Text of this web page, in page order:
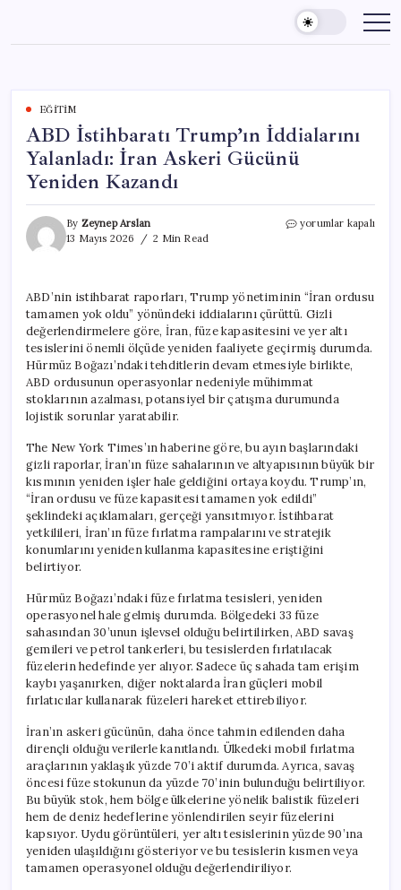
content
EĞITIM
ABD İstihbaratı Trump’ın İddialarını
Yalanladı: İran Askeri Gücünü
Yeniden Kazandı
By Zeynep Arslan
13 Mayıs 2026
2 Min Read
ABD
İran
Askeri
Gücünü
Yeniden
Kazandı
yorumlar kapalı
ABD’nin istihbarat raporları, Trump yönetiminin “İran ordusu
tamamen yok oldu” yönündeki iddialarını çürüttü. Gizli
değerlendirmelere göre, İran, füze kapasitesini ve yer altı
tesislerini önemli ölçüde yeniden faaliyete geçirmiş durumda.
Hürmüz Boğazı’ndaki tehditlerin devam etmesiyle birlikte,
ABD ordusunun operasyonlar nedeniyle mühimmat
stoklarının azalması, potansiyel bir çatışma durumunda
lojistik sorunlar yaratabilir.
The New York Times’ın haberine göre, bu ayın başlarındaki
gizli raporlar, İran’ın füze sahalarının ve altyapısının büyük bir
kısmının yeniden işler hale geldiğini ortaya koydu. Trump’ın,
“İran ordusu ve füze kapasitesi tamamen yok edildi”
şeklindeki açıklamaları, gerçeği yansıtmıyor. İstihbarat
yetkilileri, İran’ın füze fırlatma rampalarını ve stratejik
konumlarını yeniden kullanma kapasitesine eriştiğini
belirtiyor.
Hürmüz Boğazı’ndaki füze fırlatma tesisleri, yeniden
operasyonel hale gelmiş durumda. Bölgedeki 33 füze
sahasından 30’unun işlevsel olduğu belirtilirken, ABD savaş
gemileri ve petrol tankerleri, bu tesislerden fırlatılacak
füzelerin hedefinde yer alıyor. Sadece üç sahada tam erişim
kaybı yaşanırken, diğer noktalarda İran güçleri mobil
fırlatıcılar kullanarak füzeleri hareket ettirebiliyor.
İran’ın askeri gücünün, daha önce tahmin edilenden daha
dirençli olduğu verilerle kanıtlandı. Ülkedeki mobil fırlatma
araçlarının yaklaşık yüzde 70’i aktif durumda. Ayrıca, savaş
öncesi füze stokunun da yüzde 70’inin bulunduğu belirtiliyor.
Bu büyük stok, hem bölge ülkelerine yönelik balistik füzeleri
hem de deniz hedeflerine yönlendirilen seyir füzelerini
kapsıyor. Uydu görüntüleri, yer altı tesislerinin yüzde 90’ına
yeniden ulaşıldığını gösteriyor ve bu tesislerin kısmen veya
tamamen operasyonel olduğu değerlendiriliyor.